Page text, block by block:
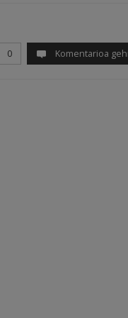
0 Komentarioa